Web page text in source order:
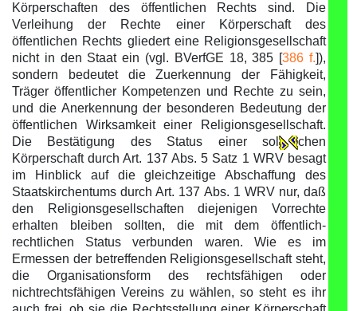
Körperschaften des öffentlichen Rechts sind. Die
Verleihung der Rechte einer Körperschaft des
öffentlichen Rechts gliedert eine Religionsgesellschaft
nicht in den Staat ein (vgl. BVerfGE 18, 385 [386 f.]),
sondern bedeutet die Zuerkennung der Fähigkeit,
Träger öffentlicher Kompetenzen und Rechte zu sein,
und die Anerkennung der besonderen Bedeutung der
öffentlichen Wirksamkeit einer Religionsgesellschaft.
Die Bestätigung des Status einer sol
chen
Körperschaft durch Art. 137 Abs. 5 Satz 1 WRV besagt
im Hinblick auf die gleichzeitige Abschaffung des
Staatskirchentums durch Art. 137 Abs. 1 WRV nur, daß
den Religionsgesellschaften diejenigen Vorrechte
erhalten bleiben sollten, die mit dem öffentlich-
rechtlichen Status verbunden waren. Wie es im
Ermessen der betreffenden Religionsgesellschaft steht,
die Organisationsform des rechtsfähigen oder
nichtrechtsfähigen Vereins zu wählen, so steht es ihr